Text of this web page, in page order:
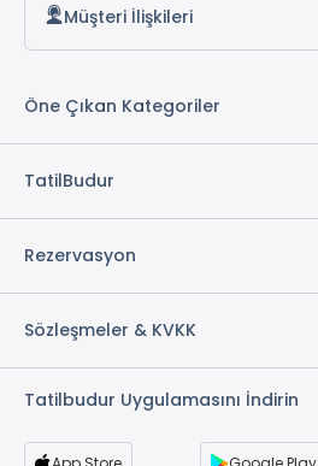
Müşteri İlişkileri
Öne Çıkan Kategoriler
TatilBudur
Rezervasyon
Sözleşmeler & KVKK
Tatilbudur Uygulamasını İndirin